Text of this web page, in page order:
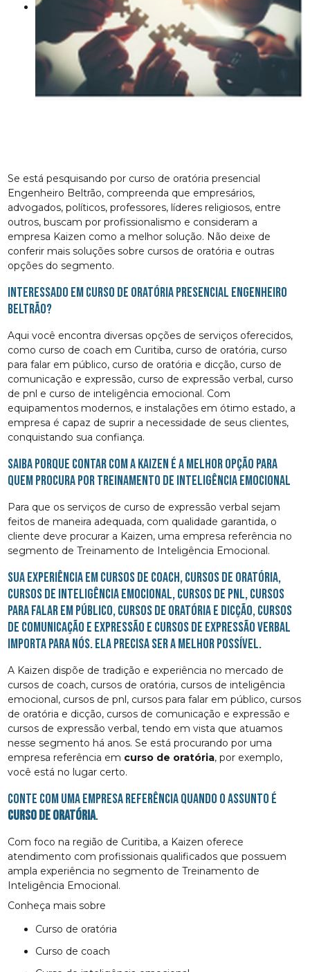
Se está pesquisando por curso de oratória presencial
Engenheiro Beltrão, compreenda que empresários,
advogados, políticos, professores, líderes religiosos, entre
outros, buscam por profissionalismo e consideram a
empresa Kaizen como a melhor solução. Não deixe de
conferir mais soluções sobre cursos de oratória e outras
opções do segmento.
Interessado em curso de oratória presencial Engenheiro
Beltrão?
Aqui você encontra diversas opções de serviços oferecidos,
como curso de coach em Curitiba, curso de oratória, curso
para falar em público, curso de oratória e dicção, curso de
comunicação e expressão, curso de expressão verbal, curso
de pnl e curso de inteligência emocional. Com
equipamentos modernos, e instalações em ótimo estado, a
empresa é capaz de suprir a necessidade de seus clientes,
conquistando sua confiança.
Saiba porque contar com a Kaizen é a melhor opção para
quem procura por Treinamento de Inteligência Emocional
Para que os serviços de curso de expressão verbal sejam
feitos de maneira adequada, com qualidade garantida, o
cliente deve procurar a Kaizen, uma empresa referência no
segmento de Treinamento de Inteligência Emocional.
Sua experiência em cursos de coach, cursos de oratória,
cursos de inteligência emocional, cursos de pnl, cursos
para falar em público, cursos de oratória e dicção, cursos
de comunicação e expressão e cursos de expressão verbal
importa para nós. Ela precisa ser a melhor possível.
A Kaizen dispõe de tradição e experiência no mercado de
cursos de coach, cursos de oratória, cursos de inteligência
emocional, cursos de pnl, cursos para falar em público, cursos
de oratória e dicção, cursos de comunicação e expressão e
cursos de expressão verbal, tendo em vista que atuamos
nesse segmento há anos. Se está procurando por uma
empresa referência em curso de oratória, por exemplo,
você está no lugar certo.
Conte com uma empresa referência quando o assunto é
curso de oratória.
Com foco na região de Curitiba, a Kaizen oferece
atendimento com profissionais qualificados que possuem
ampla experiência no segmento de Treinamento de
Inteligência Emocional.
Conheça mais sobre
curso de oratória
curso de coach